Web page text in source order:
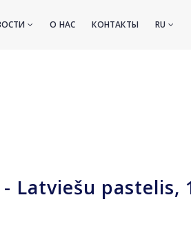
О НАС КОНТАКТЫ RU
Latviešu pastelis,